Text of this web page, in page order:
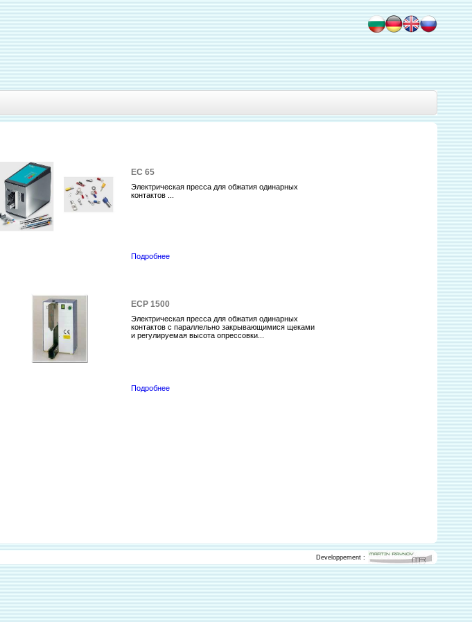
EC 65
Электрическая пресса для обжатия одинарных
контактов ...
Подробнее
ECP 1500
Электрическая пресса для обжатия одинарных
контактов с параллельно закрывающимися щеками
и регулируемая высота опрессовки...
Подробнее
Developpement :